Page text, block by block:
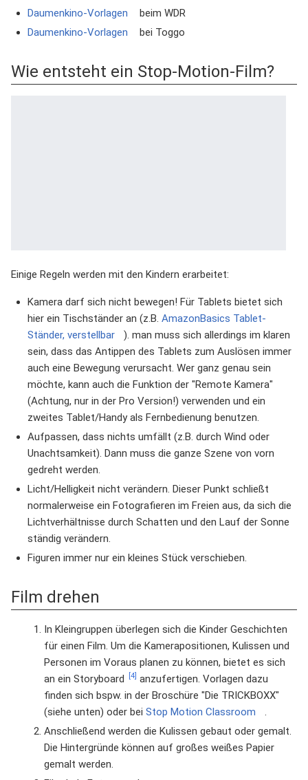
Daumenkino-Vorlagen
beim WDR
Daumenkino-Vorlagen
bei Toggo
Wie entsteht ein Stop-Motion-Film?
Einige Regeln werden mit den Kindern erarbeitet:
Kamera darf sich nicht bewegen! Für Tablets bietet sich
hier ein Tischständer an (z.B. AmazonBasics Tablet-
Ständer, verstellbar
). man muss sich allerdings im klaren
sein, dass das Antippen des Tablets zum Auslösen immer
auch eine Bewegung verursacht. Wer ganz genau sein
möchte, kann auch die Funktion der "Remote Kamera"
(Achtung, nur in der Pro Version!) verwenden und ein
zweites Tablet/Handy als Fernbedienung benutzen.
Aufpassen, dass nichts umfällt (z.B. durch Wind oder
Unachtsamkeit). Dann muss die ganze Szene von vorn
gedreht werden.
Licht/Helligkeit nicht verändern. Dieser Punkt schließt
normalerweise ein Fotografieren im Freien aus, da sich die
Lichtverhältnisse durch Schatten und den Lauf der Sonne
ständig verändern.
Figuren immer nur ein kleines Stück verschieben.
Film drehen
In Kleingruppen überlegen sich die Kinder Geschichten
für einen Film. Um die Kamerapositionen, Kulissen und
Personen im Voraus planen zu können, bietet es sich
an ein Storyboard
[4] anzufertigen. Vorlagen dazu
finden sich bspw. in der Broschüre "Die TRICKBOXX"
(siehe unten) oder bei Stop Motion Classroom
.
Anschließend werden die Kulissen gebaut oder gemalt.
Die Hintergründe können auf großes weißes Papier
gemalt werden.